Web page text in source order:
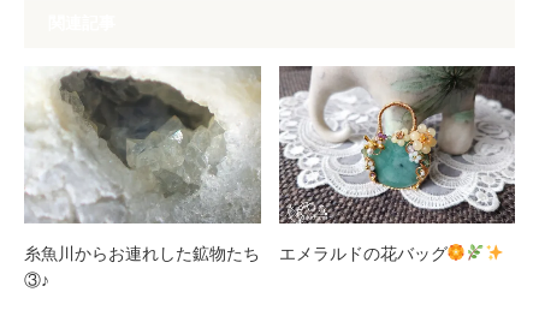
糸魚川からお連れした鉱物たち
③♪
エメラルドの花バッグ